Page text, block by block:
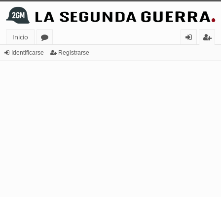
Inicio
or
Identificarse Registrarse